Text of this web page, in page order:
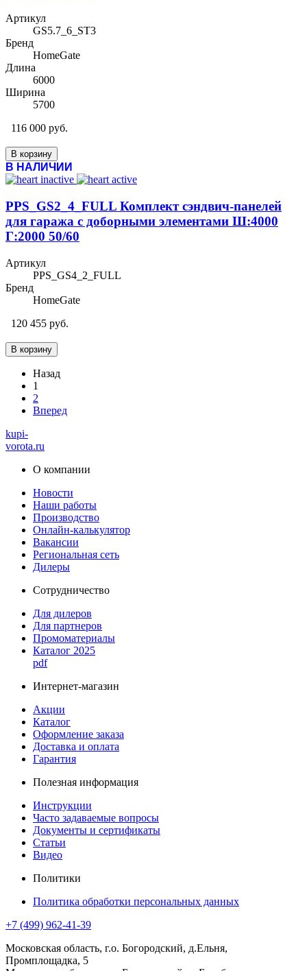
Артикул
GS5.7_6_ST3
Бренд
HomeGate
Длина
6000
Ширина
5700
116 000 руб.
В корзину
В НАЛИЧИИ
PPS_GS2_4_FULL Комплект сэндвич-панелей
для гаража с доборными элементами Ш:4000
Г:2000 50/60
Артикул
PPS_GS4_2_FULL
Бренд
HomeGate
120 455 руб.
В корзину
Назад
1
2
Вперед
kupi-
vorota.ru
О компании
Новости
Наши работы
Производство
Онлайн-калькулятор
Вакансии
Региональная сеть
Дилеры
Сотрудничество
Для дилеров
Для партнеров
Промоматериалы
Каталог 2025
pdf
Интернет-магазин
Акции
Каталог
Оформление заказа
Доставка и оплата
Гарантия
Полезная информация
Инструкции
Часто задаваемые вопросы
Документы и сертификаты
Статьи
Видео
Политики
Политика обработки персональных данных
+7 (499) 962-41-39
Московская область, г.о. Богородский, д.Ельня,
Промплощадка, 5